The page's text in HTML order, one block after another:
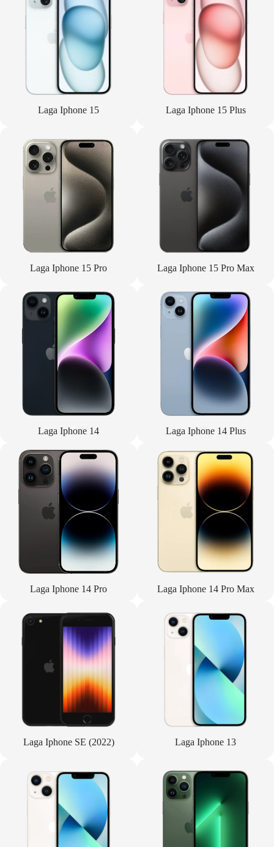
Laga Iphone 15 Laga Iphone 15 Plus
Laga Iphone 15 Pro Laga Iphone 15 Pro Max
Laga Iphone 14 Laga Iphone 14 Plus
Laga Iphone 14 Pro Laga Iphone 14 Pro Max
Laga Iphone SE (2022) Laga Iphone 13